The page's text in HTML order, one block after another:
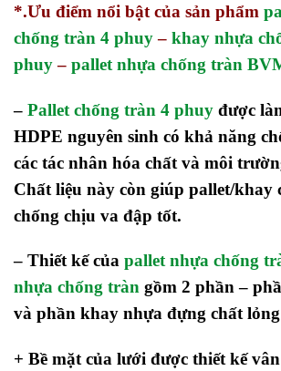
*.Ưu điểm nổi bật của sản phẩm
chống tràn 4 phuy– khay nhựa
phuy– pallet nhựa chống tràn
– Pallet chống tràn 4 phuy được
HDPE nguyên sinh có khả năng
các tác nhân hóa chất và môi
Chất liệu này còn giúp pallet/khay
chống chịu va đập tốt.
– Thiết kế của pallet nhựa chống
nhựa chống tràn gồm 2 phần –
và phần khay nhựa đựng chất
+ Bề mặt của lưới được thiết kế